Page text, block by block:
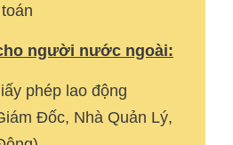
người nước ngoài:
phép lao động
Đốc, Nhà Quản Lý,